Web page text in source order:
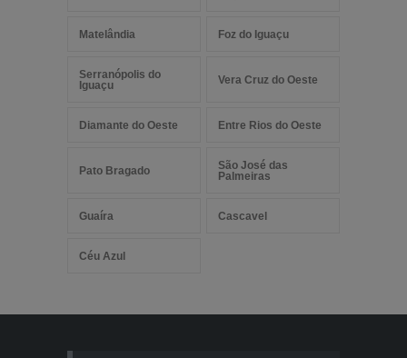
Matelândia Foz do Iguaçu
Serranópolis do
Iguaçu
Vera Cruz do Oeste
Diamante do Oeste Entre Rios do Oeste
Pato Bragado
São José das
Palmeiras
Guaíra Cascavel
Céu Azul